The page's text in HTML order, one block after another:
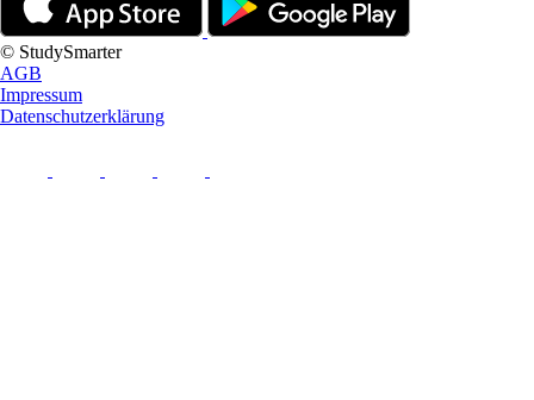
© StudySmarter
AGB
Impressum
Datenschutzerklärung